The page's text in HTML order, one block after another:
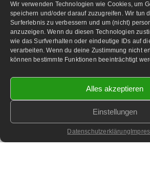
Wir verwenden Technologien wie Cookies, um
speichern und/oder darauf zuzugreifen. Wir tun
Surferlebnis zu verbessern und um (nicht)
anzuzeigen. Wenn du diesen Technologien
wie das Surfverhalten oder eindeutige IDs auf
verarbeiten. Wenn du deine Zustimmung nicht
können bestimmte Funktionen beeinträchtigt
Alles akzeptieren
Einstellungen
Datenschutzerklärung
2026 KT1 Privatfernsehen - Alle
Homepage & Webbetreuung DF-